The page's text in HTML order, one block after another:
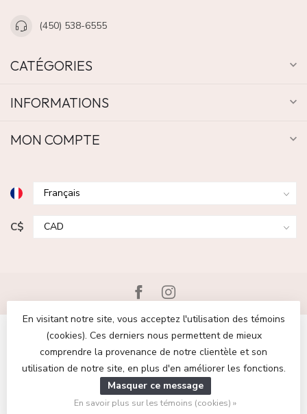
(450) 538-6555
CATÉGORIES
INFORMATIONS
MON COMPTE
C$
© Copyright 2026 Boutique Escapade | Chaussures et vêtements
pour femmes et hommes- Powered byLightspeed
designbyDyvelopment
En visitant notre site, vous acceptez l'utilisation des témoins
(cookies). Ces derniers nous permettent de mieux
comprendre la provenance de notre clientèle et son
utilisation de notre site, en plus d'en améliorer les fonctions.
Masquer ce message
En savoir plus sur les témoins (cookies) »